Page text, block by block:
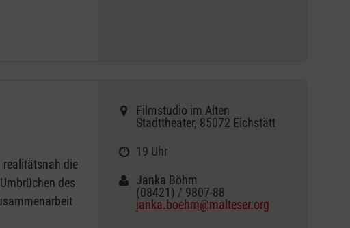
die
des
Filmstudio im Alten
Stadttheater, 85072 Eichstätt
19 Uhr
Janka Böhm
(08421) / 9807-88
janka.boehm@malteser.org